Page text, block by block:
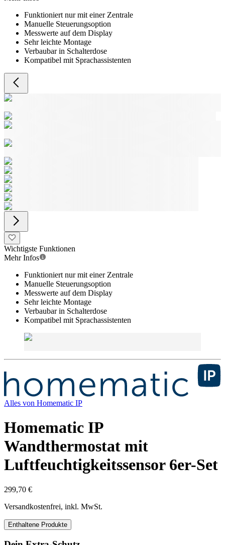
Funktioniert nur mit einer Zentrale
Manuelle Steuerungsoption
Messwerte auf dem Display
Sehr leichte Montage
Verbaubar in Schalterdose
Kompatibel mit Sprachassistenten
Wichtigste Funktionen
Mehr Infos
Funktioniert nur mit einer Zentrale
Manuelle Steuerungsoption
Messwerte auf dem Display
Sehr leichte Montage
Verbaubar in Schalterdose
Kompatibel mit Sprachassistenten
Alles von Homematic IP
Homematic IP
Wandthermostat mit
Luftfeuchtigkeitssensor 6er-Set
299,70 €
Versandkostenfrei, inkl. MwSt.
Enthaltene Produkte